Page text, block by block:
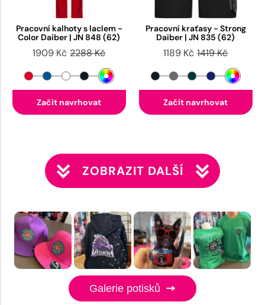
Pracovní kalhoty s laclem -
Color Daiber | JN 848 (62)
1909 Kč 2288 Kč
Začít navrhovat
Pracovní kraťasy - Strong
Daiber | JN 835 (62)
1189 Kč 1419 Kč
Začít navrhovat
ZOBRAZIT DALŠÍ
Galerie potisků